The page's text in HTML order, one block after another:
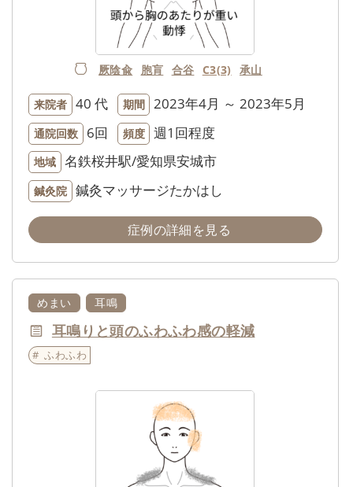
厥陰兪 胞肓 合谷 C3(3) 承山
来院者 40 代 期間 2023年4月 ～ 2023年5月
通院回数 6回 頻度 週1回程度
地域 名鉄桜井駅/愛知県安城市
鍼灸院 鍼灸マッサージたかはし
症例の詳細を見る
めまい 耳鳴
耳鳴りと頭のふわふわ感の軽減
ふわふわ